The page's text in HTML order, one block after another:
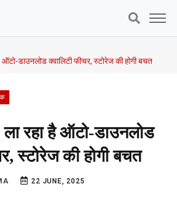
डाउनलोड क्वालिटी फीचर, स्टोरेज की होगी बचत
रहा है ऑटो-डाउनलोड
स्टोरेज की होगी बचत
22 JUNE, 2025